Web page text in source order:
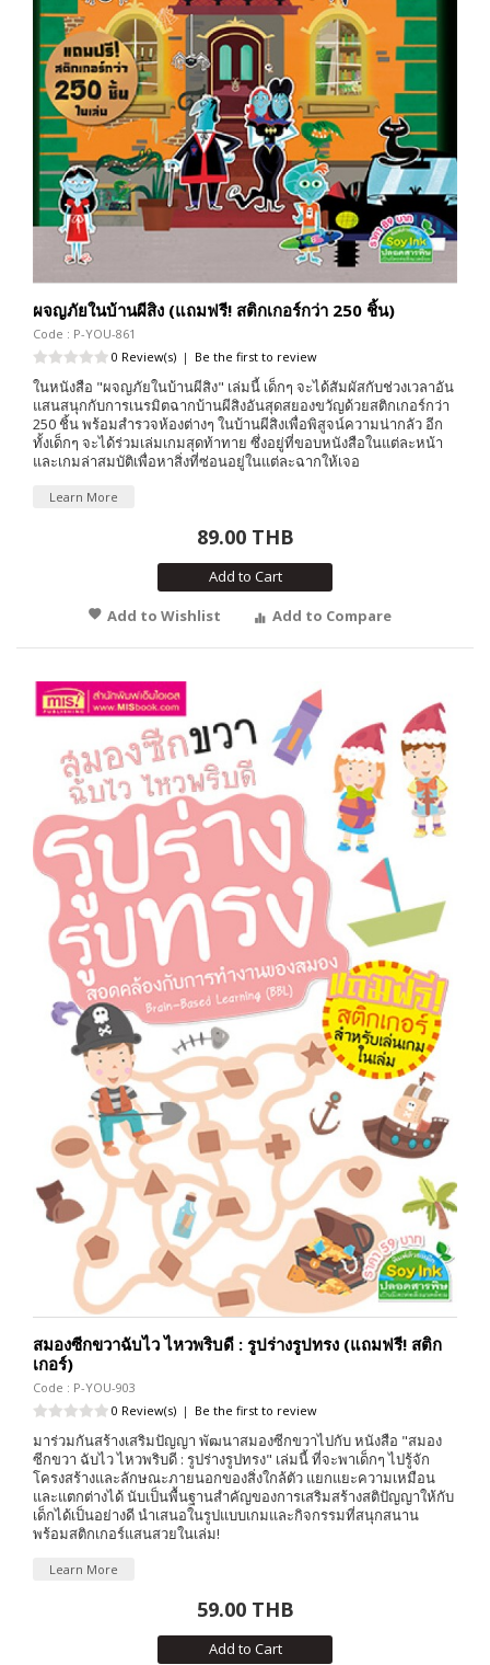
ผจญภัยในบ้านผีสิง (แถมฟรี! สติกเกอร์กว่า 250 ชิ้น)
Code : P-YOU-861
0 Review(s) | Be the first to review
ในหนังสือ "ผจญภัยในบ้านผีสิง" เล่มนี้ เด็กๆ จะได้สัมผัสกับช่วงเวลาอัน
แสนสนุกกับการเนรมิตฉากบ้านผีสิงอันสุดสยองขวัญด้วยสติกเกอร์กว่า
250 ชิ้น พร้อมสำรวจห้องต่างๆ ในบ้านผีสิงเพื่อพิสูจน์ความน่ากลัว อีก
ทั้งเด็กๆ จะได้ร่วมเล่มเกมสุดท้าทาย ซึ่งอยู่ที่ขอบหนังสือในแต่ละหน้า
และเกมล่าสมบัติเพื่อหาสิ่งที่ซ่อนอยู่ในแต่ละฉากให้เจอ
Learn More
89.00 THB
Add to Cart
Add to Wishlist
Add to Compare
สมองซีกขวาฉับไว ไหวพริบดี : รูปร่างรูปทรง (แถมฟรี! สติก
เกอร์)
Code : P-YOU-903
0 Review(s) | Be the first to review
มาร่วมกันสร้างเสริมปัญญา พัฒนาสมองซีกขวาไปกับ หนังสือ "สมอง
ซีกขวา ฉับไว ไหวพริบดี : รูปร่างรูปทรง" เล่มนี้ ที่จะพาเด็กๆ ไปรู้จัก
โครงสร้างและลักษณะภายนอกของสิ่งใกล้ตัว แยกแยะความเหมือน
และแตกต่างได้ นับเป็นพื้นฐานสำคัญของการเสริมสร้างสติปัญญาให้กับ
เด็กได้เป็นอย่างดี นำเสนอในรูปแบบเกมและกิจกรรมที่สนุกสนาน
พร้อมสติกเกอร์แสนสวยในเล่ม!
Learn More
59.00 THB
Add to Cart